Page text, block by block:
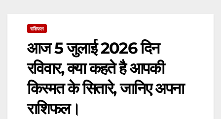
राशिफल
आज 5 जुलाई 2026 दिन
रविवार, क्या कहते है आपकी
किस्मत के सितारे, जानिए अपना
राशिफल।